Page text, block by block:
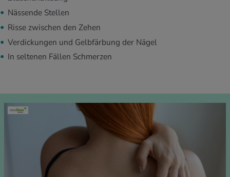
Nässende Stellen
Risse zwischen den Zehen
Verdickungen und Gelbfärbung der Nägel
In seltenen Fällen Schmerzen